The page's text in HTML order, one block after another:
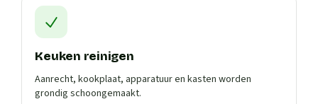
Keuken reinigen
Aanrecht, kookplaat, apparatuur en kasten worden
grondig schoongemaakt.